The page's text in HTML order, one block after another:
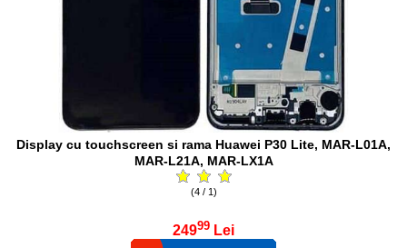
Display cu touchscreen si rama Huawei P30 Lite, MAR-L01A,
MAR-L21A, MAR-LX1A
(4 / 1)
24999 Lei